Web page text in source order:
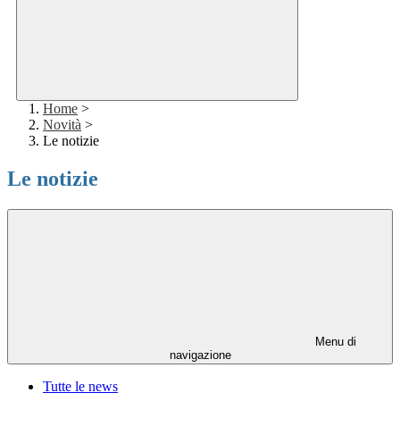
Home >
Novità >
Le notizie
Le notizie
Menu di
navigazione
Tutte le news